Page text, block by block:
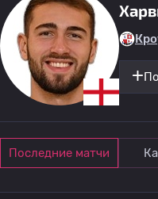
Последние матчи